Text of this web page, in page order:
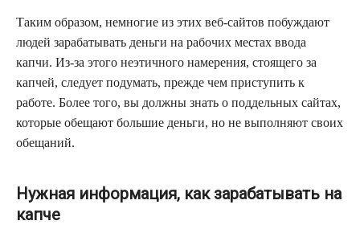
Таким образом, немногие из этих веб-сайтов побуждают
людей зарабатывать деньги на рабочих местах ввода
капчи. Из-за этого неэтичного намерения, стоящего за
капчей, следует подумать, прежде чем приступить к
работе. Более того, вы должны знать о поддельных сайтах,
которые обещают большие деньги, но не выполняют своих
обещаний.
Нужная информация, как зарабатывать на
капче